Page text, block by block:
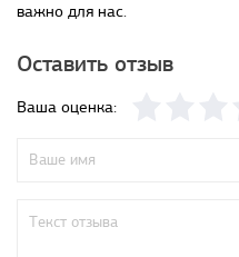
важно для нас.
Оставить отзыв
Ваша оценка: